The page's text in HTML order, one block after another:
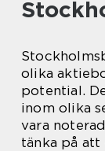
olika
potential.
inom olika
vara
tänka på